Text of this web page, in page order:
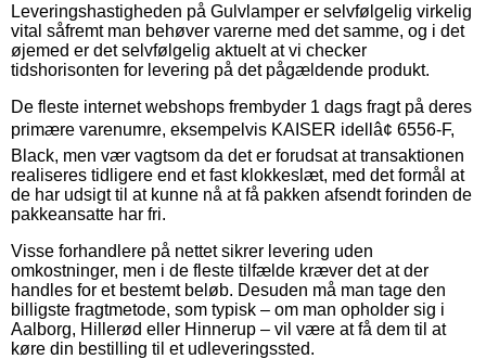
Leveringshastigheden på Gulvlamper er selvfølgelig virkelig
vital såfremt man behøver varerne med det samme, og i det
øjemed er det selvfølgelig aktuelt at vi checker
tidshorisonten for levering på det pågældende produkt.
De fleste internet webshops frembyder 1 dags fragt på deres
primære varenumre, eksempelvis KAISER idellâ¢ 6556-F,
Black, men vær vagtsom da det er forudsat at transaktionen
realiseres tidligere end et fast klokkeslæt, med det formål at
de har udsigt til at kunne nå at få pakken afsendt forinden de
pakkeansatte har fri.
Visse forhandlere på nettet sikrer levering uden
omkostninger, men i de fleste tilfælde kræver det at der
handles for et bestemt beløb. Desuden må man tage den
billigste fragtmetode, som typisk – om man opholder sig i
Aalborg, Hillerød eller Hinnerup – vil være at få dem til at
køre din bestilling til et udleveringssted.